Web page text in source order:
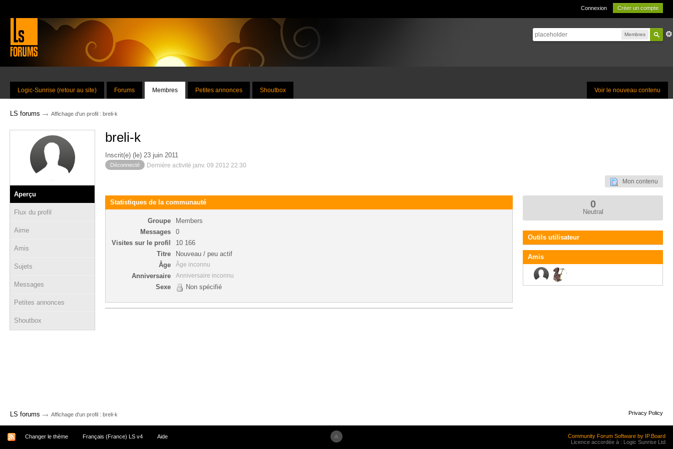
Connexion Créer un compte
Membres
Voir le nouveau contenu
Logic-Sunrise (retour au site) Forums Membres Petites annonces Shoutbox
LS forums → Affichage d'un profil : breli-k
Aperçu
Flux du profil
Aime
Amis
Sujets
Messages
Petites annonces
Shoutbox
breli-k
Inscrit(e) (le) 23 juin 2011
Déconnecté Dernière activité janv. 09 2012 22:30
Mon contenu
Statistiques de la communauté
Groupe
Members
Messages
0
Visites sur le profil
10 166
Titre
Nouveau / peu actif
Âge
Âge inconnu
Anniversaire Anniversaire inconnu
Sexe Non spécifié
0
Neutral
Outils utilisateur
Amis
LS forums → Affichage d'un profil : breli-k Privacy Policy
Changer le thème Français (France) LS v4 Aide
Community Forum Software by IP.Board
Licence accordée à : Logic Sunrise Ltd